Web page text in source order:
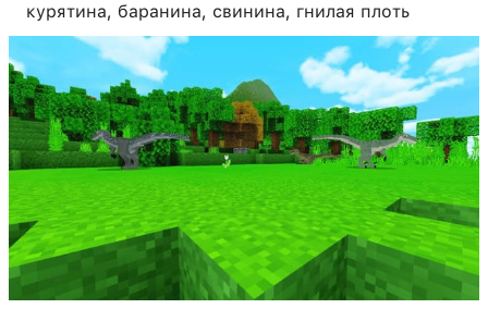
курятина, баранина, свинина, гнилая плоть